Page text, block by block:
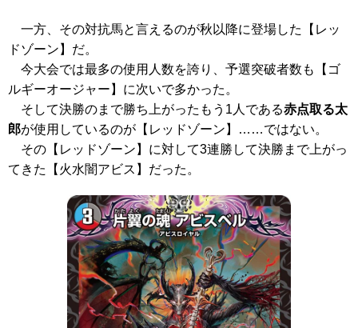
一方、その対抗馬と言えるのが秋以降に登場した【レッ
ドゾーン】だ。
今大会では最多の使用人数を誇り、予選突破者数も【ゴ
ルギーオージャー】に次いで多かった。
そして決勝のまで勝ち上がったもう1人である赤点取る太
郎が使用しているのが【レッドゾーン】……ではない。
その【レッドゾーン】に対して3連勝して決勝まで上がっ
てきた【火水闇アビス】だった。